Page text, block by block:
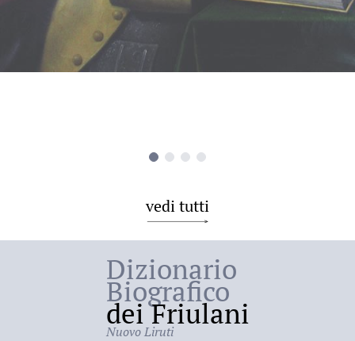
vedi tutti
Dizionario
Biografico
dei Friulani
Nuovo Liruti